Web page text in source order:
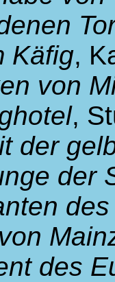
Käfig,
von
,
der
der
des